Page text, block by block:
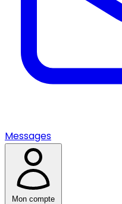
Messages
Mon compte